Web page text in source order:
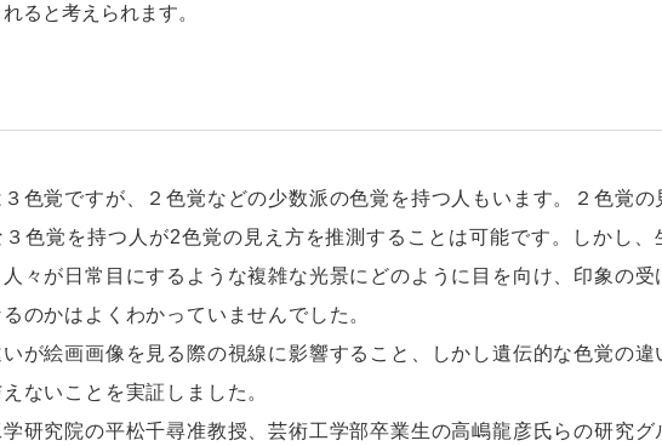
ると考えられます。
色覚ですが、２色覚などの少数派の色覚を持つ人もいます。２色覚の
色覚を持つ人が2色覚の見え方を推測することは可能です。しかし、
々が日常目にするような複雑な光景にどのように目を向け、印象の受
のかはよくわかっていませんでした。
が絵画画像を見る際の視線に影響すること、しかし遺伝的な色覚の違
ないことを実証しました。
研究院の平松千尋准教授、芸術工学部卒業生の高嶋龍彦氏らの研究グ